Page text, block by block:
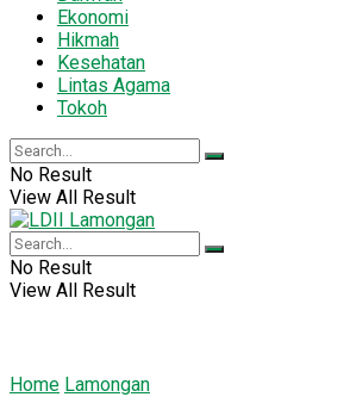
Ekonomi
Hikmah
Kesehatan
Lintas Agama
Tokoh
No Result
View All Result
No Result
View All Result
Home Lamongan